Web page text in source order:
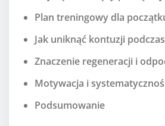
Plan treningowy dla
Jak uniknąć kontuzji
Znaczenie regeneracji i
Motywacja i
Podsumowanie